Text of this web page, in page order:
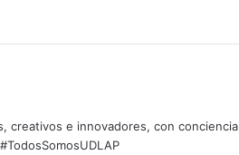
creativos e innovadores, con conciencia